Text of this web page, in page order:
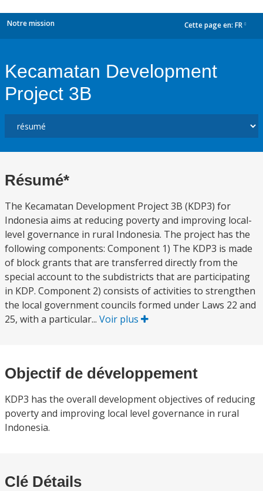
Notre mission Cette page en: FR
Kecamatan Development
Project 3B
Résumé*
The Kecamatan Development Project 3B (KDP3) for
Indonesia aims at reducing poverty and improving local-
level governance in rural Indonesia. The project has the
following components: Component 1) The KDP3 is made
of block grants that are transferred directly from the
special account to the subdistricts that are participating
in KDP. Component 2) consists of activities to strengthen
the local government councils formed under Laws 22 and
25, with a particular... Voir plus
Objectif de développement
KDP3 has the overall development objectives of reducing
poverty and improving local level governance in rural
Indonesia.
Clé Détails